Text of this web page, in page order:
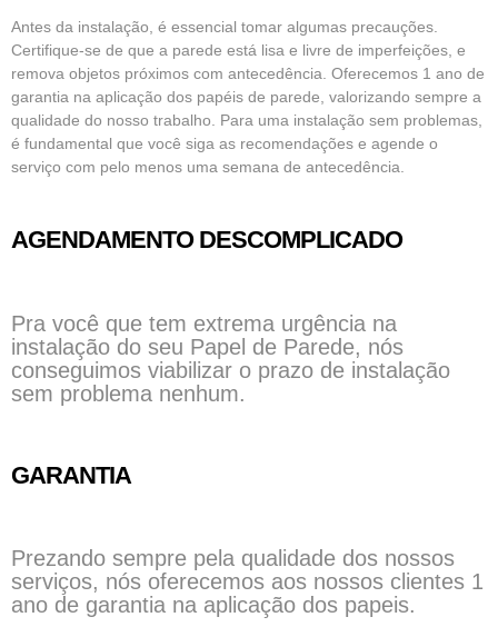
Antes da instalação, é essencial tomar algumas precauções.
Certifique-se de que a parede está lisa e livre de imperfeições, e
remova objetos próximos com antecedência. Oferecemos 1 ano de
garantia na aplicação dos papéis de parede, valorizando sempre a
qualidade do nosso trabalho. Para uma instalação sem problemas,
é fundamental que você siga as recomendações e agende o
serviço com pelo menos uma semana de antecedência.
AGENDAMENTO DESCOMPLICADO
Pra você que tem extrema urgência na
instalação do seu Papel de Parede, nós
conseguimos viabilizar o prazo de instalação
sem problema nenhum.
GARANTIA
Prezando sempre pela qualidade dos nossos
serviços, nós oferecemos aos nossos clientes 1
ano de garantia na aplicação dos papeis.